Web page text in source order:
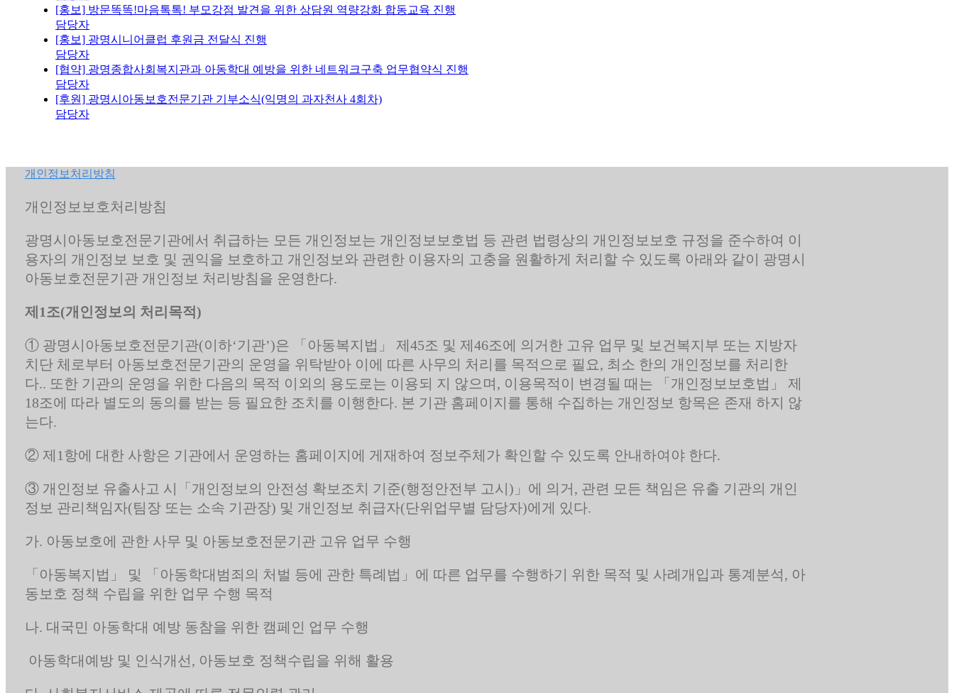
[홍보] 방문똑똑!마음톡톡! 부모강점 발견을 위한 상담원 역량강화 합동교육 진행
담당자
[홍보] 광명시니어클럽 후원금 전달식 진행
담당자
[협약] 광명종합사회복지관과 아동학대 예방을 위한 네트워크구축 업무협약식 진행
담당자
[후원] 광명시아동보호전문기관 기부소식(익명의 과자천사 4회차)
담당자
개인정보처리방침
개인정보보호처리방침
광명시아동보호전문기관에서 취급하는 모든 개인정보는 개인정보보호법 등 관련 법령상의 개인정보보호 규정을 준수하여 이
용자의 개인정보 보호 및 권익을 보호하고 개인정보와 관련한 이용자의 고충을 원활하게 처리할 수 있도록 아래와 같이 광명시
아동보호전문기관 개인정보 처리방침을 운영한다.
제1조(개인정보의 처리목적)
① 광명시아동보호전문기관(이하‘기관’)은 「아동복지법」 제45조 및 제46조에 의거한 고유 업무 및 보건복지부 또는 지방자
치단 체로부터 아동보호전문기관의 운영을 위탁받아 이에 따른 사무의 처리를 목적으로 필요, 최소 한의 개인정보를 처리한
다.. 또한 기관의 운영을 위한 다음의 목적 이외의 용도로는 이용되 지 않으며, 이용목적이 변경될 때는 「개인정보보호법」 제
18조에 따라 별도의 동의를 받는 등 필요한 조치를 이행한다. 본 기관 홈페이지를 통해 수집하는 개인정보 항목은 존재 하지 않
는다.
② 제1항에 대한 사항은 기관에서 운영하는 홈페이지에 게재하여 정보주체가 확인할 수 있도록 안내하여야 한다.
③ 개인정보 유출사고 시「개인정보의 안전성 확보조치 기준(행정안전부 고시)」에 의거, 관련 모든 책임은 유출 기관의 개인
정보 관리책임자(팀장 또는 소속 기관장) 및 개인정보 취급자(단위업무별 담당자)에게 있다.
가. 아동보호에 관한 사무 및 아동보호전문기관 고유 업무 수행
「아동복지법」 및 「아동학대범죄의 처벌 등에 관한 특례법」에 따른 업무를 수행하기 위한 목적 및 사례개입과 통계분석, 아
동보호 정책 수립을 위한 업무 수행 목적
나. 대국민 아동학대 예방 동참을 위한 캠페인 업무 수행
아동학대예방 및 인식개선, 아동보호 정책수립을 위해 활용